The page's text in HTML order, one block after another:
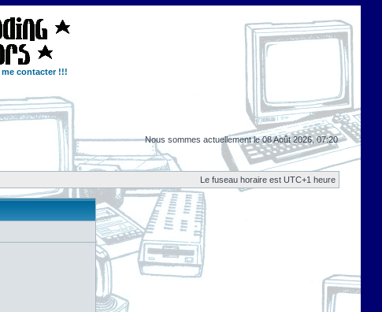
me contacter !!!
Nous sommes actuellement le 08 Août 2026, 07:20
Le fuseau horaire est UTC+1 heure